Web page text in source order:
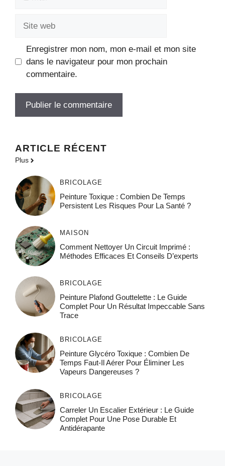
Enregistrer mon nom, mon e-mail et mon site
dans le navigateur pour mon prochain
commentaire.
ARTICLE RÉCENT
Plus
BRICOLAGE
Peinture Toxique : Combien De Temps
Persistent Les Risques Pour La Santé ?
MAISON
Comment Nettoyer Un Circuit Imprimé :
Méthodes Efficaces Et Conseils D’experts
BRICOLAGE
Peinture Plafond Gouttelette : Le Guide
Complet Pour Un Résultat Impeccable Sans
Trace
BRICOLAGE
Peinture Glycéro Toxique : Combien De
Temps Faut-Il Aérer Pour Éliminer Les
Vapeurs Dangereuses ?
BRICOLAGE
Carreler Un Escalier Extérieur : Le Guide
Complet Pour Une Pose Durable Et
Antidérapante